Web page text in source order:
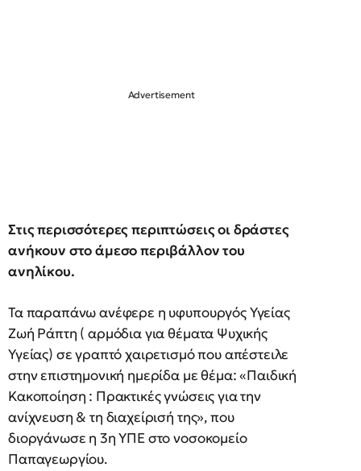
Στις περισσότερες περιπτώσεις οι δράστες
ανήκουν στο άμεσο περιβάλλον του
ανηλίκου.
Τα παραπάνω ανέφερε η υφυπουργός Υγείας
Ζωή Ράπτη ( αρμόδια για θέματα Ψυχικής
Υγείας) σε γραπτό χαιρετισμό που απέστειλε
στην επιστημονική ημερίδα με θέμα: «Παιδική
Κακοποίηση : Πρακτικές γνώσεις για την
ανίχνευση & τη διαχείρισή της», που
διοργάνωσε η 3η ΥΠΕ στο νοσοκομείο
Παπαγεωργίου.